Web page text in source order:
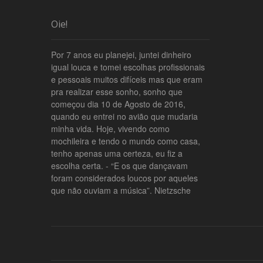
Oie!
Por 7 anos eu planejei, juntei dinheiro
igual louca e tomei escolhas profissionais
e pessoais muitos difíceis mas que eram
pra realizar esse sonho, sonho que
começou dia 10 de Agosto de 2016,
quando eu entrei no avião que mudaria
minha vida. Hoje, vivendo como
mochileira e tendo o mundo como casa,
tenho apenas uma certeza, eu fiz a
escolha certa. - “E os que dançavam
foram considerados loucos por aqueles
que não ouviam a música”. Nietzsche